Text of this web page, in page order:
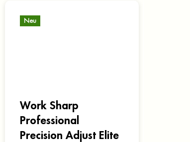
Neu
Work Sharp
Professional
Precision Adjust Elite